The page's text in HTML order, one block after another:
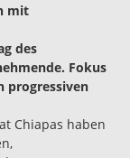
mit
des
Fokus
progressiven
Chiapas haben